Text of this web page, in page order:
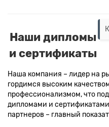
Наши дипломы
и сертификаты
Наша компания – лидер на
гордимся высоким
профессионализмом, что
дипломами и
партнеров – главный